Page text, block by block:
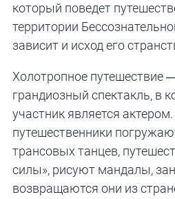
который поведет
территории
зависит и исход его
Холотропное путешествие
грандиозный спектакль, в
участник является
путешественники
трансовых танцев,
силы», рисуют мандалы,
возвращаются они из